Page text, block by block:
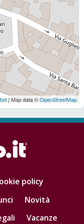
| Map data ©OpenStreetMap
policy
Novità
Vacanze